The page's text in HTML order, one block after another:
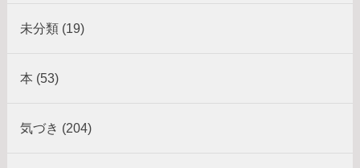
未分類 (19)
本 (53)
気づき (204)